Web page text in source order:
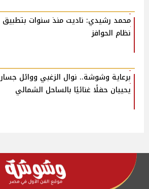
محمد رشيدي: ناديت منذ سنوات بتطبيق
نظام الحوافز
برعاية وشوشة.. نوال الزغبي ووائل جسار
يحييان حفلًا غنائيًا بالساحل الشمالي